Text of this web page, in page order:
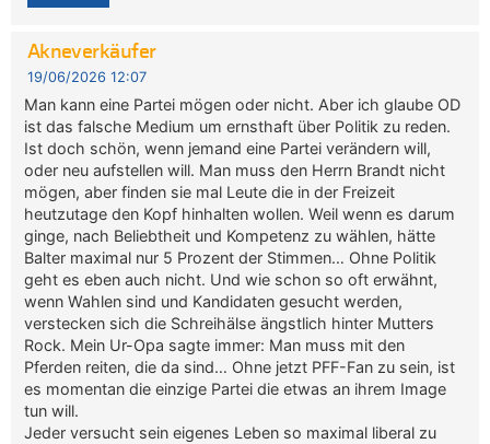
Akneverkäufer
19/06/2026 12:07
Man kann eine Partei mögen oder nicht. Aber ich glaube OD
ist das falsche Medium um ernsthaft über Politik zu reden.
Ist doch schön, wenn jemand eine Partei verändern will,
oder neu aufstellen will. Man muss den Herrn Brandt nicht
mögen, aber finden sie mal Leute die in der Freizeit
heutzutage den Kopf hinhalten wollen. Weil wenn es darum
ginge, nach Beliebtheit und Kompetenz zu wählen, hätte
Balter maximal nur 5 Prozent der Stimmen… Ohne Politik
geht es eben auch nicht. Und wie schon so oft erwähnt,
wenn Wahlen sind und Kandidaten gesucht werden,
verstecken sich die Schreihälse ängstlich hinter Mutters
Rock. Mein Ur-Opa sagte immer: Man muss mit den
Pferden reiten, die da sind… Ohne jetzt PFF-Fan zu sein, ist
es momentan die einzige Partei die etwas an ihrem Image
tun will.
Jeder versucht sein eigenes Leben so maximal liberal zu